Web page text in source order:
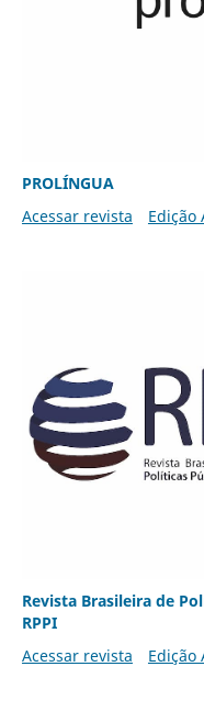
PROLÍNGUA
Acessar revista
Edição
Revista Brasileira de
RPPI
Acessar revista
Edição